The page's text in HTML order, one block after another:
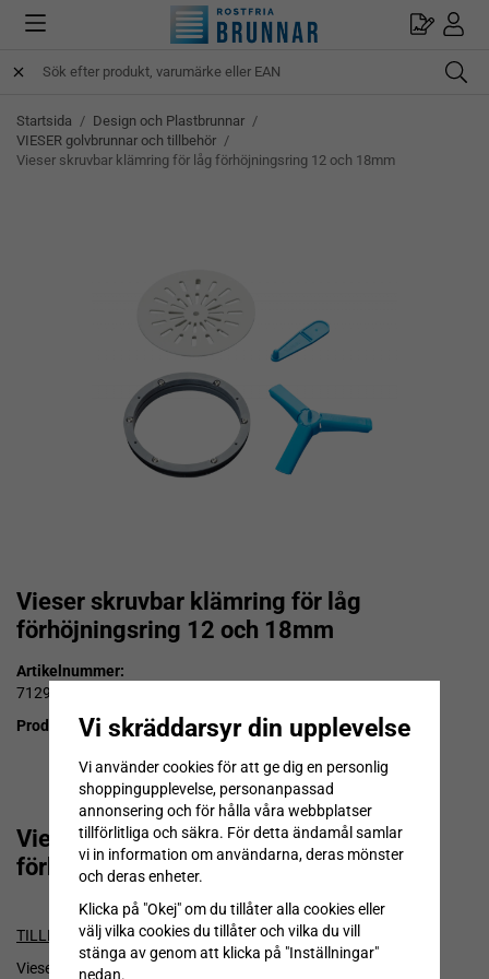
Startsida / Design och Plastbrunnar /
VIESER golvbrunnar och tillbehör /
Vieser skruvbar klämring för låg förhöjningsring 12 och 18mm
Vieser skruvbar klämring för låg
förhöjningsring 12 och 18mm
Artikelnummer:
7129513
Produktbeskrivning:
Vieser skruvbar klämring för låg
förhöjningsring 12 och 18mm
TILLBEHöR
Vieser skruvbar klämring låg modell förhöjningsring
Vi skräddarsyr din upplevelse
Vi använder cookies för att ge dig en personlig
shoppingupplevelse, personanpassad
annonsering och för hålla våra webbplatser
tillförlitliga och säkra. För detta ändamål samlar
vi in information om användarna, deras mönster
och deras enheter.
Klicka på "Okej" om du tillåter alla cookies eller
välj vilka cookies du tillåter och vilka du vill
stänga av genom att klicka på "Inställningar"